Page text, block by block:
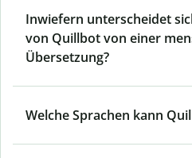
Inwiefern unterscheidet
von Quillbot von einer
Übersetzung?
Welche Sprachen kann